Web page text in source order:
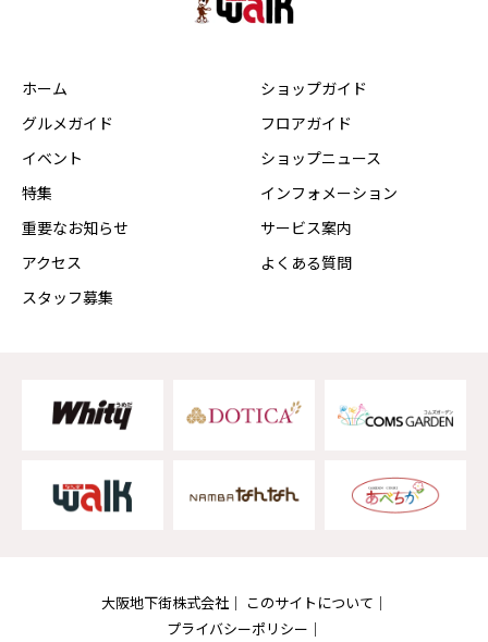
ホーム
グルメガイド
イベント
特集
重要なお知らせ
アクセス
スタッフ募集
ショップガイド
フロアガイド
ショップニュース
インフォメーション
サービス案内
よくある質問
大阪地下街株式会社
このサイトについて
プライバシーポリシー